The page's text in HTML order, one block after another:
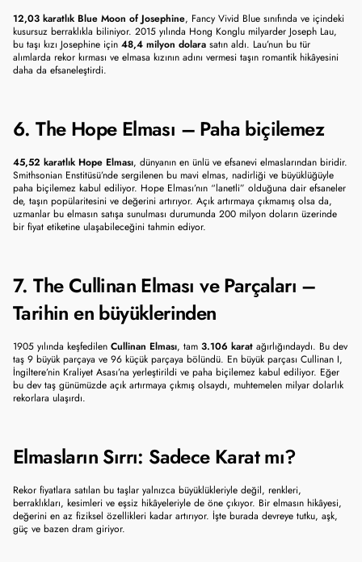
12,03 karatlık Blue Moon of Josephine, Fancy Vivid Blue sınıfında ve içindeki
kusursuz berraklıkla biliniyor. 2015 yılında Hong Konglu milyarder Joseph Lau,
bu taşı kızı Josephine için 48,4 milyon dolara satın aldı. Lau’nun bu tür
alımlarda rekor kırması ve elmasa kızının adını vermesi taşın romantik hikâyesini
daha da efsaneleştirdi.
6. The Hope Elması – Paha biçilemez
45,52 karatlık Hope Elması, dünyanın en ünlü ve efsanevi elmaslarından biridir.
Smithsonian Enstitüsü’nde sergilenen bu mavi elmas, nadirliği ve büyüklüğüyle
paha biçilemez kabul ediliyor. Hope Elması’nın “lanetli” olduğuna dair efsaneler
de, taşın popülaritesini ve değerini artırıyor. Açık artırmaya çıkmamış olsa da,
uzmanlar bu elmasın satışa sunulması durumunda 200 milyon doların üzerinde
bir fiyat etiketine ulaşabileceğini tahmin ediyor.
7. The Cullinan Elması ve Parçaları –
Tarihin en büyüklerinden
1905 yılında keşfedilen Cullinan Elması, tam 3.106 karat ağırlığındaydı. Bu dev
taş 9 büyük parçaya ve 96 küçük parçaya bölündü. En büyük parçası Cullinan I,
İngiltere’nin Kraliyet Asası’na yerleştirildi ve paha biçilemez kabul ediliyor. Eğer
bu dev taş günümüzde açık artırmaya çıkmış olsaydı, muhtemelen milyar dolarlık
rekorlara ulaşırdı.
Elmasların Sırrı: Sadece Karat mı?
Rekor fiyatlara satılan bu taşlar yalnızca büyüklükleriyle değil, renkleri,
berraklıkları, kesimleri ve eşsiz hikâyeleriyle de öne çıkıyor. Bir elmasın hikâyesi,
değerini en az fiziksel özellikleri kadar artırıyor. İşte burada devreye tutku, aşk,
güç ve bazen dram giriyor.